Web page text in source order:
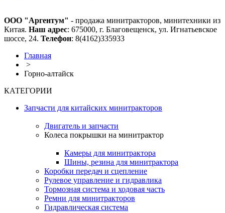
ООО "Аргентум" - продажа минитракторов, минитехники из
Китая. Наш адрес: 675000, г. Благовещенск, ул. Игнатьевское
шоссе, 24. Телефон: 8(4162)335933
Главная
>
Горно-алтайск
КАТЕГОРИИ
Запчасти для китайских минитракторов
Двигатель и запчасти
Колеса покрышки на минитрактор
Камеры для минитрактора
Шины, резина для минитрактора
Коробки передач и сцепление
Рулевое управление и гидравлика
Тормозная система и ходовая часть
Ремни для минитракторов
Гидравлическая система